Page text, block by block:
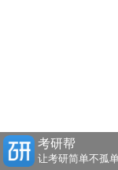
考研帮
让考研简单不孤